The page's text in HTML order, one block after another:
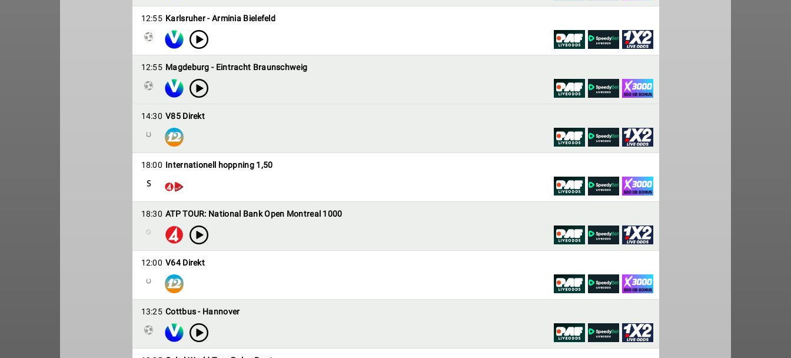
12:55 Karlsruher - Arminia Bielefeld
12:55 Magdeburg - Eintracht Braunschweig
14:30 V85 Direkt
18:00 Internationell hoppning 1,50
18:30 ATP TOUR: National Bank Open Montreal 1000
12:00 V64 Direkt
13:25 Cottbus - Hannover